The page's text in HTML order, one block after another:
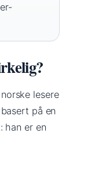
lesere
på en
han er en